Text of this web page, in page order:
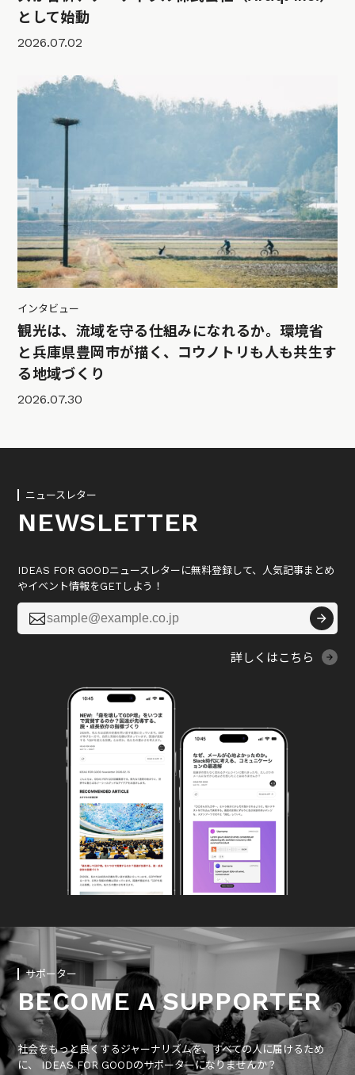
として始動
2026.07.02
インタビュー
観光は、流域を守る仕組みになれるか。環境省
と兵庫県豊岡市が描く、コウノトリも人も共生す
る地域づくり
2026.07.30
ニュースレター
NEWSLETTER
IDEAS FOR GOODニュースレターに無料登録して、人気記事まとめ
やイベント情報をGETしよう！

詳しくはこちら
サポーター
BECOME A SUPPORTER
社会をもっと良くするジャーナリズムを、すべての人に届けるため
に、 IDEAS FOR GOODのサポーターになりませんか？